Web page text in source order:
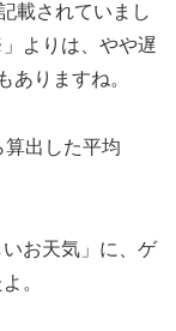
載されていまし
よりは、やや遅
ありますね。
出した平均
お天気」に、ゲ
。